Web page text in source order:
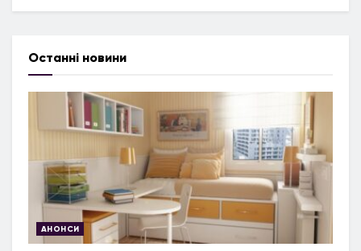
Останні новини
АНОНСИ